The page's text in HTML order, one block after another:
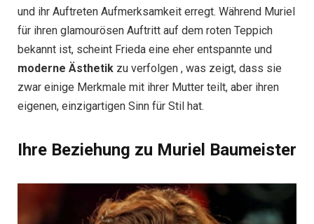
und ihr Auftreten Aufmerksamkeit erregt. Während Muriel
für ihren glamourösen Auftritt auf dem roten Teppich
bekannt ist, scheint Frieda eine eher entspannte und
moderne Ästhetik zu verfolgen , was zeigt, dass sie
zwar einige Merkmale mit ihrer Mutter teilt, aber ihren
eigenen, einzigartigen Sinn für Stil hat.
Ihre Beziehung zu Muriel Baumeister